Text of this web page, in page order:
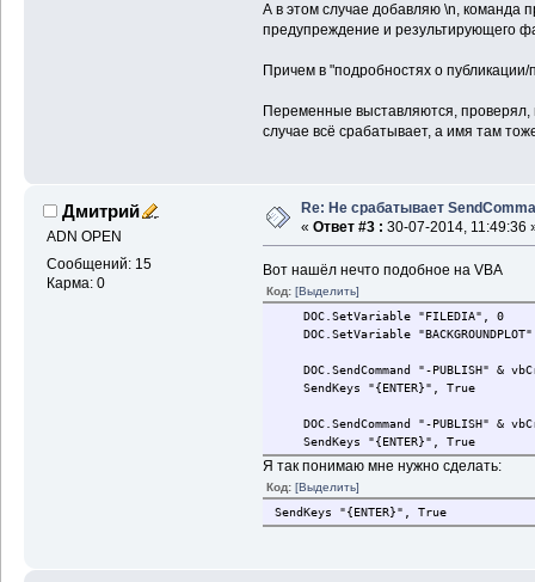
А в этом случае добавляю \n, команда
предупреждение и результирующего
Причем в "подробностях о
Переменные выставляются,
случае всё срабатывает, а имя там
Дмитрий
ADN OPEN
Сообщений: 15
Карма: 0
Re: Не срабатывает
« Ответ #3 : 30-07-2014, 11:49:36
Вот нашёл нечто подобное на VBA
Код: [Выделить]
DOC.SetVariable "FILEDIA", 0
DOC.SetVariable
DOC.SendCommand "-PUBLISH" &
SendKeys "{ENTER}", True
DOC.SendCommand "-PUBLISH" &
SendKeys "{ENTER}", True
Я так понимаю мне нужно сделать:
Код: [Выделить]
SendKeys "{ENTER}", True